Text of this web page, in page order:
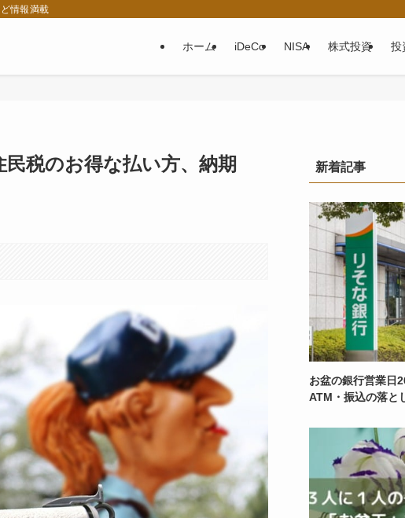
情報満載
ホーム iDeCo NISA 株式投資 投
税のお得な払い方、納期
新着記事
お盆の銀行営業日
ATM・振込の落と